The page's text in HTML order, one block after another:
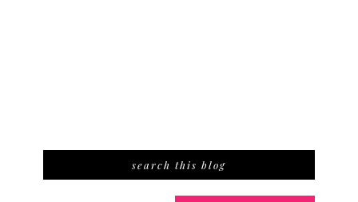
search this blog